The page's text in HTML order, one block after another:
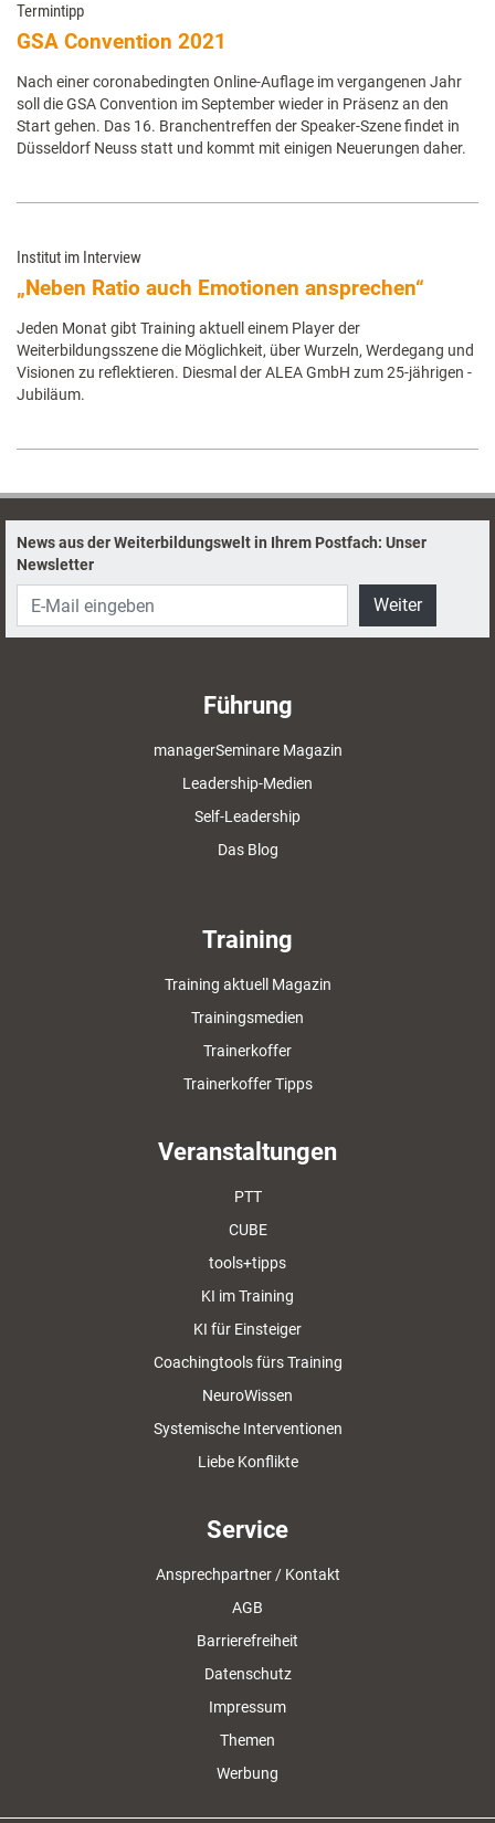
Termintipp
GSA Convention 2021
Nach einer coronabedingten Online-Auflage im vergangenen Jahr
soll die GSA Convention im September wieder in Präsenz an den
Start gehen. Das 16. Branchentreffen der Speaker-Szene findet in
Düsseldorf Neuss statt und kommt mit einigen Neuerungen daher.
Institut im Interview
„Neben Ratio auch Emotionen ansprechen“
Jeden Monat gibt Training aktuell einem Player der
Weiterbildungsszene die Möglichkeit, über Wurzeln, Werdegang und
Visionen zu ­reflektieren. Diesmal der ALEA GmbH zum 25-jährigen ­
Jubiläum.
News aus der Weiterbildungswelt in Ihrem Postfach: Unser
Newsletter
Weiter
Führung
managerSeminare Magazin
Leadership-Medien
Self-Leadership
Das Blog
Training
Training aktuell Magazin
Trainingsmedien
Trainerkoffer
Trainerkoffer Tipps
Veranstaltungen
PTT
CUBE
tools+tipps
KI im Training
KI für Einsteiger
Coachingtools fürs Training
NeuroWissen
Systemische Interventionen
Liebe Konflikte
Service
Ansprechpartner / Kontakt
AGB
Barrierefreiheit
Datenschutz
Impressum
Themen
Werbung